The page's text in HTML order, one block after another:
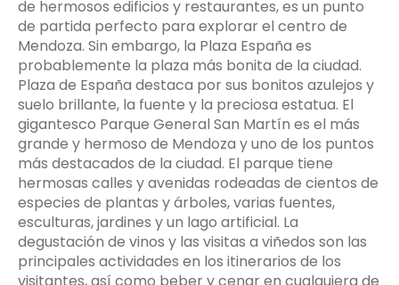
de hermosos edificios y restaurantes, es un punto
de partida perfecto para explorar el centro de
Mendoza. Sin embargo, la Plaza España es
probablemente la plaza más bonita de la ciudad.
Plaza de España destaca por sus bonitos azulejos y
suelo brillante, la fuente y la preciosa estatua. El
gigantesco Parque General San Martín es el más
grande y hermoso de Mendoza y uno de los puntos
más destacados de la ciudad. El parque tiene
hermosas calles y avenidas rodeadas de cientos de
especies de plantas y árboles, varias fuentes,
esculturas, jardines y un lago artificial. La
degustación de vinos y las visitas a viñedos son las
principales actividades en los itinerarios de los
visitantes, así como beber y cenar en cualquiera de